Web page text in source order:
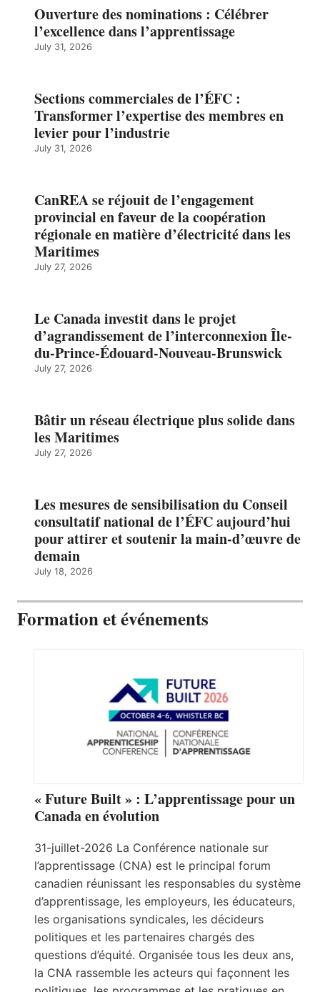
Ouverture des nominations : Célébrer
l’excellence dans l’apprentissage
July 31, 2026
Sections commerciales de l’ÉFC :
Transformer l’expertise des membres en
levier pour l’industrie
July 31, 2026
CanREA se réjouit de l’engagement
provincial en faveur de la coopération
régionale en matière d’électricité dans les
Maritimes
July 27, 2026
Le Canada investit dans le projet
d’agrandissement de l’interconnexion Île-
du-Prince-Édouard-Nouveau-Brunswick
July 27, 2026
Bâtir un réseau électrique plus solide dans
les Maritimes
July 27, 2026
Les mesures de sensibilisation du Conseil
consultatif national de l’ÉFC aujourd’hui
pour attirer et soutenir la main-d’œuvre de
demain
July 18, 2026
Formation et événements
« Future Built » : L’apprentissage pour un
Canada en évolution
31-juillet-2026 La Conférence nationale sur
l’apprentissage (CNA) est le principal forum
canadien réunissant les responsables du système
d’apprentissage, les employeurs, les éducateurs,
les organisations syndicales, les décideurs
politiques et les partenaires chargés des
questions d’équité. Organisée tous les deux ans,
la CNA rassemble les acteurs qui façonnent les